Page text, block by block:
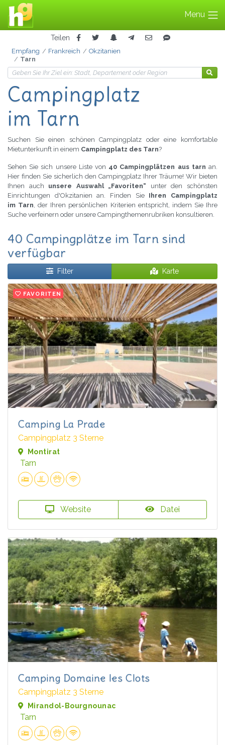
Menu
Teilen
Empfang Frankreich
Okzitanien
Tarn
Campingplatz
im Tarn
Suchen Sie einen schönen Campingplatz oder eine komfortable
Mietunterkunft in einem Campingplatz des Tarn?
Sehen Sie sich unsere Liste von 40 Campingplätzen aus tarn an.
Hier finden Sie sicherlich den Campingplatz Ihrer Träume! Wir bieten
Ihnen auch unsere Auswahl „Favoriten“ unter den schönsten
Einrichtungen d'Okzitanien an. Finden Sie Ihren Campingplatz
im Tarn, der Ihren persönlichen Kriterien entspricht, indem Sie Ihre
Suche verfeinern oder unsere Campingthemenrubriken konsultieren.
40 Campingplätze im Tarn sind
verfügbar
Filter Karte
FAVORITEN
Camping La Prade
Campingplatz 3 Sterne
Montirat
Tarn
Website Datei
Camping Domaine les Clots
Campingplatz 3 Sterne
Mirandol-Bourgnounac
Tarn